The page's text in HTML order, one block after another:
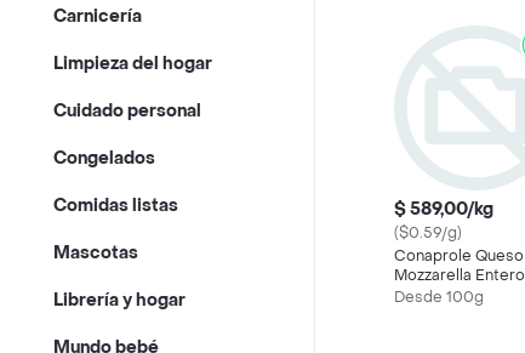
Carnicería
Limpieza del hogar
Cuidado personal
Congelados
Comidas listas
Mascotas
Librería y hogar
Mundo bebé
$ 589,00/kg
($0.59/g)
Conaprole Queso
Mozzarella Entero
Desde 100g